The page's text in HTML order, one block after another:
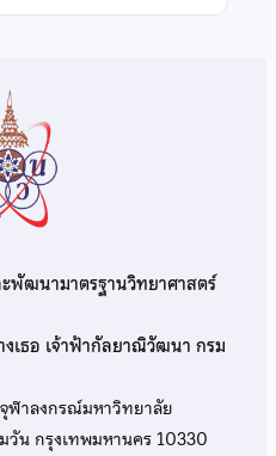
พัฒนามาตรฐานวิทยาศาสตร์
เธอ เจ้าฟ้ากัลยาณิวัฒนา กรม
ฬาลงกรณ์มหาวิทยาลัย
น กรุงเทพมหานคร 10330